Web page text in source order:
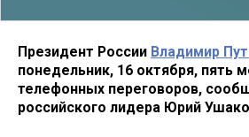
Президент России Владимир
понедельник, 16 октября, пять
телефонных переговоров,
российского лидера Юрий